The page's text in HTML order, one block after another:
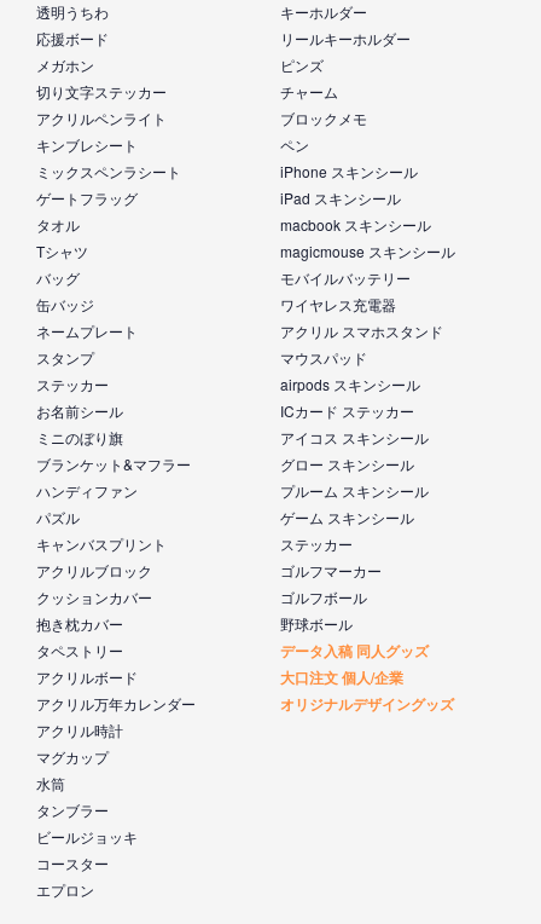
透明うちわ
応援ボード
メガホン
切り文字ステッカー
アクリルペンライト
キンブレシート
ミックスペンラシート
ゲートフラッグ
タオル
Tシャツ
バッグ
缶バッジ
ネームプレート
スタンプ
ステッカー
お名前シール
ミニのぼり旗
ブランケット&マフラー
ハンディファン
パズル
キャンバスプリント
アクリルブロック
クッションカバー
抱き枕カバー
タペストリー
アクリルボード
アクリル万年カレンダー
アクリル時計
マグカップ
水筒
タンブラー
ビールジョッキ
コースター
エプロン
キーホルダー
リールキーホルダー
ピンズ
チャーム
ブロックメモ
ペン
iPhone スキンシール
iPad スキンシール
macbook スキンシール
magicmouse スキンシール
モバイルバッテリー
ワイヤレス充電器
アクリル スマホスタンド
マウスパッド
airpods スキンシール
ICカード ステッカー
アイコス スキンシール
グロー スキンシール
プルーム スキンシール
ゲーム スキンシール
ステッカー
ゴルフマーカー
ゴルフボール
野球ボール
データ入稿 同人グッズ
大口注文 個人/企業
オリジナルデザイングッズ